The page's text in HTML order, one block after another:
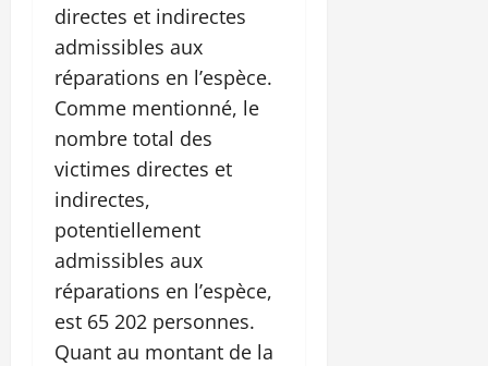
directes et indirectes
admissibles aux
réparations en l’espèce.
Comme mentionné, le
nombre total des
victimes directes et
indirectes,
potentiellement
admissibles aux
réparations en l’espèce,
est 65 202 personnes.
Quant au montant de la